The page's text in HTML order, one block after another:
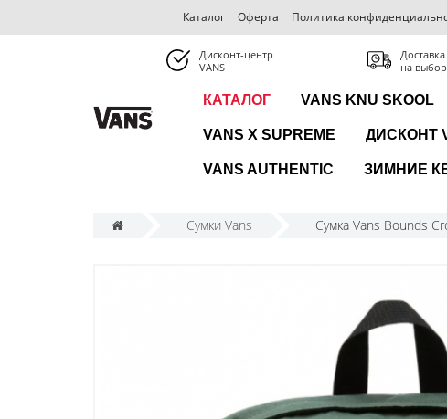
Каталог Оферта Политика
Дисконт-центр
VANS
на
КАТАЛОГ VANS KNU SKOOL
VANS X SUPREME ДИСКОНТ
VANS AUTHENTIC ЗИМНИЕ
Сумки Vans Сумка Vans Bounds